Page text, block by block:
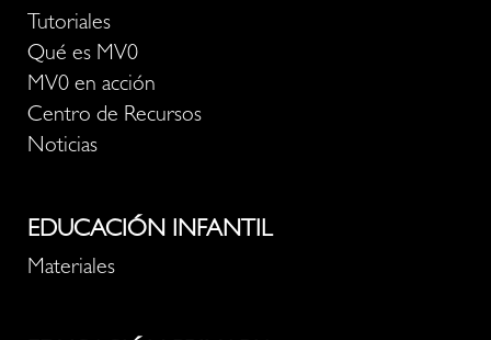
Tutoriales
Qué es MV0
MV0 en acción
Centro de Recursos
Noticias
EDUCACIÓN INFANTIL
Materiales